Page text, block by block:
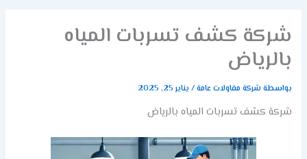
شركة كشف تسربات المياه
بالرياض
بواسطة شركة مقاولات عامة/ يناير 25, 2025
شركة كشف تسربات المياه بالرياض